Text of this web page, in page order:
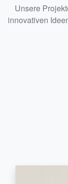
Unsere
innovativen